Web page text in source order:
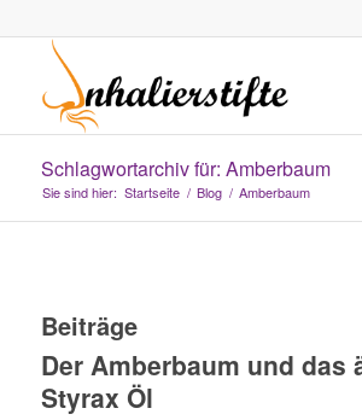
Schlagwortarchiv für: Amberbaum
Sie sind hier: Startseite / Blog / Amberbaum
Beiträge
Der Amberbaum und das
Styrax Öl